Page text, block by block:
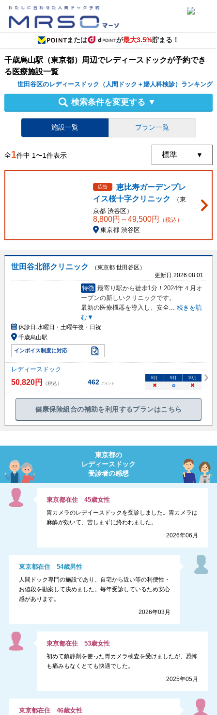
または が最大3.5%貯まる！
千歳烏山駅（東京都）周辺でレディースドックが予約でき
る医療施設一覧
世田谷区のレディースドック（人間ドック＋婦人科検診）ランキング
検索条件を変更する ▼
施設一覧 プラン一覧
全1件中 1〜1件表示
広告
恵比寿ガーデンプレ
イス桜十字クリニック
（東
京都 渋谷区）
8,800円～49,500円 （税込）
東京都 渋谷区
世田谷北部クリニック
（東京都 世田谷区）
更新日:2026.08.01
特徴 最寄り駅から徒歩1分！2024年４月オ
ープンの新しいクリニックです。
最新の医療機器を導入し、安全... 続きを読
む▼
休診日:水曜日・土曜午後・日祝
千歳烏山駅
インボイス制度に対応
レディースドック
50,820円 （税込） 462 ポイント
8月 9月 10月
× ○ ×
健康保険組合の補助を利用するプランはこちら
東京都の
レディースドック
受診者の感想
東京都在住45歳女性
胃カメラのレデイースドックを受診しました。胃カメラは
麻酔が効いて、苦しまずに終われました。
2026年06月
東京都在住 54歳男性
人間ドック専門の施設であり、自宅から近い等の利便性・
お値段を勘案して決めました。毎年受診しているため安心
感があります。
2026年03月
東京都在住53歳女性
初めて鎮静剤を使った胃カメラ検査を受けましたが、恐怖
も痛みもなくとても快適でした。
2025年05月
東京都在住 46歳女性